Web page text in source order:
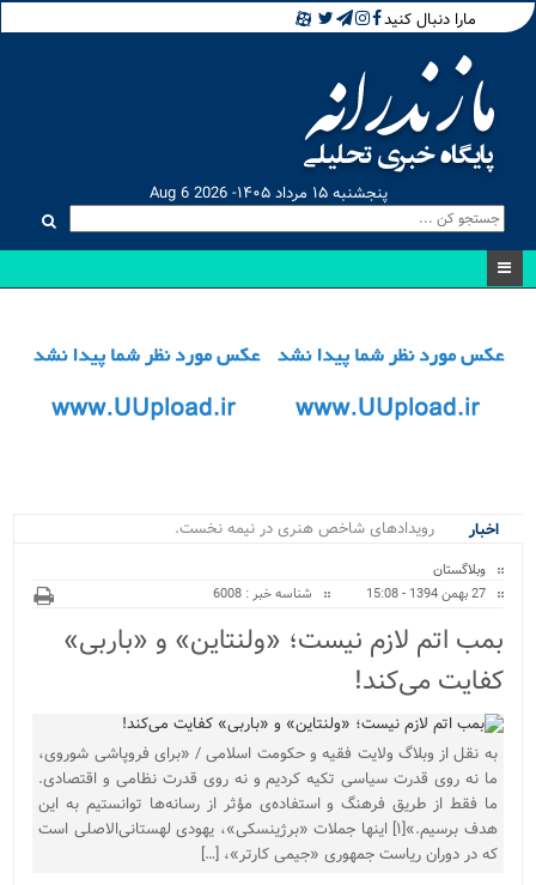
مارا دنبال کنید
پنجشنبه ۱۵ مرداد ۱۴۰۵- Aug 6 2026
اخبار
رویدادهای شاخص هنری در نیمه نخست ۱۴۰۵ .
وبلاگستان
27 بهمن 1394 - 15:08
شناسه خبر : 6008
بمب اتم لازم نیست؛ «ولنتاین» و «باربی»
کفایت می‌کند!
به نقل از وبلاگ ولایت فقیه و حکومت اسلامی / «برای فروپاشی شوروی،
ما نه روی قدرت سیاسی تکیه کردیم و نه روی قدرت نظامی و اقتصادی.
ما فقط از طریق فرهنگ و استفاده‌ی مؤثر از رسانه‌ها توانستیم به این
هدف برسیم.»[۱] اینها جملات «برژینسکی»، یهودی لهستانی‌الاصلی است
که در دوران ریاست جمهوری «جیمی کارتر»، […]